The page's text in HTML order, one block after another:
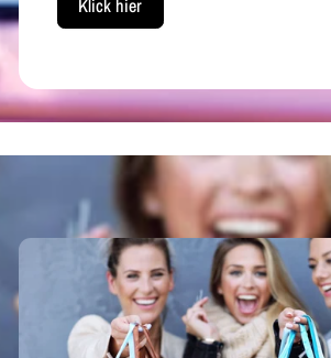
Klick hier